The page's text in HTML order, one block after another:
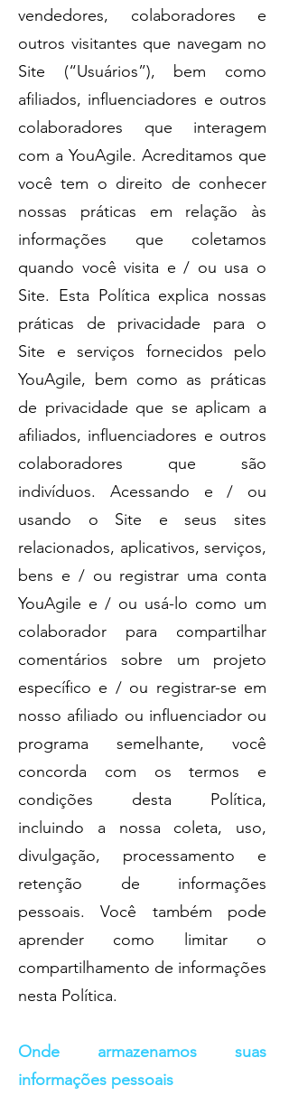
vendedores, colaboradores e
outros visitantes que navegam no
Site (“Usuários”), bem como
afiliados, influenciadores e outros
colaboradores que interagem
com a YouAgile. Acreditamos que
você tem o direito de conhecer
nossas práticas em relação às
informações que coletamos
quando você visita e / ou usa o
Site. Esta Política explica nossas
práticas de privacidade para o
Site e serviços fornecidos pelo
YouAgile, bem como as práticas
de privacidade que se aplicam a
afiliados, influenciadores e outros
colaboradores que são
indivíduos. Acessando e / ou
usando o Site e seus sites
relacionados, aplicativos, serviços,
bens e / ou registrar uma conta
YouAgile e / ou usá-lo como um
colaborador para compartilhar
comentários sobre um projeto
específico e / ou registrar-se em
nosso afiliado ou influenciador ou
programa semelhante, você
concorda com os termos e
condições desta Política,
incluindo a nossa coleta, uso,
divulgação, processamento e
retenção de informações
pessoais. Você também pode
aprender como limitar o
compartilhamento de informações
nesta Política.
Onde armazenamos suas
informações pessoais